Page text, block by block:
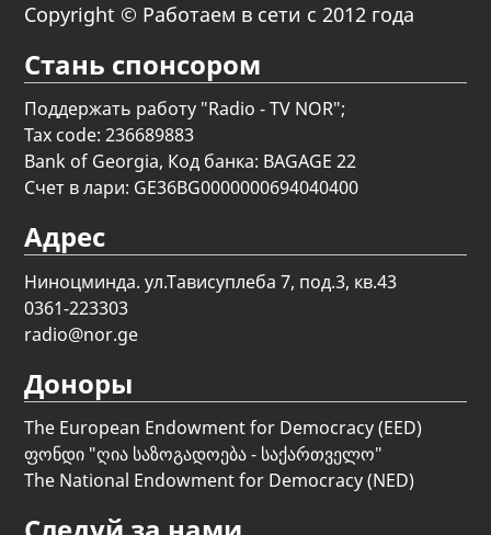
Copyright © Работаем в сети с 2012 года
Стань спонсором
Поддержать работу "Radio - TV NOR";
Tax code: 236689883
Bank of Georgia, Код банка: BAGAGE 22
Счет в лари: GE36BG0000000694040400
Адрес
Ниноцминда. ул.Тависуплеба 7, под.3, кв.43
0361-223303
radio@nor.ge
Доноры
The European Endowment for Democracy (EED)
ფონდი "ღია საზოგადოება - საქართველო"
The National Endowment for Democracy (NED)